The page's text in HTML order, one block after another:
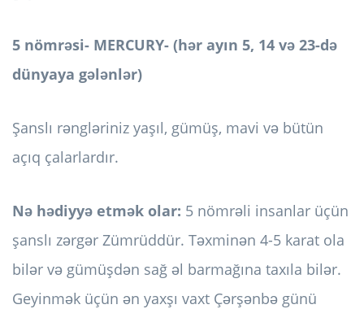
5 nömrəsi- MERCURY- (hər ayın 5, 14 və 23-də
dünyaya gələnlər)
Şanslı rəngləriniz yaşıl, gümüş, mavi və bütün
açıq çalarlardır.
Nə hədiyyə etmək olar: 5 nömrəli insanlar üçün
şanslı zərgər Zümrüddür. Təxminən 4-5 karat ola
bilər və gümüşdən sağ əl barmağına taxıla bilər.
Geyinmək üçün ən yaxşı vaxt Çərşənbə günü